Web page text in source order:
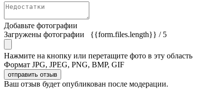
Добавьте фотографии
Загружены фотографии
{{form.files.length}} / 5
Нажмите на кнопку или перетащите фото в эту область
Формат JPG, JPEG, PNG, BMP, GIF
отправить отзыв
Ваш отзыв будет опубликован после модерации.